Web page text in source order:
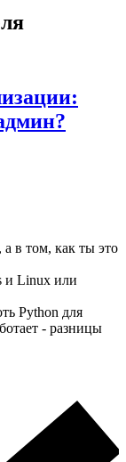
в том, как ты это
и Linux или
Python для
- разницы